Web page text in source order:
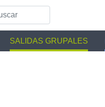
SALIDAS GRUPALES